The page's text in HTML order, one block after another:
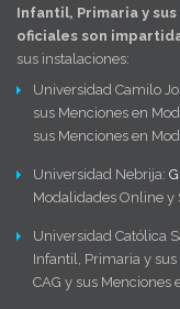
Infantil, Primaria y
oficiales son
sus instalaciones:
Universidad Camilo
sus Menciones en
sus Menciones en
Universidad Nebrija:
Modalidades Online y
Universidad Católica
Infantil, Primaria y
CAG y sus